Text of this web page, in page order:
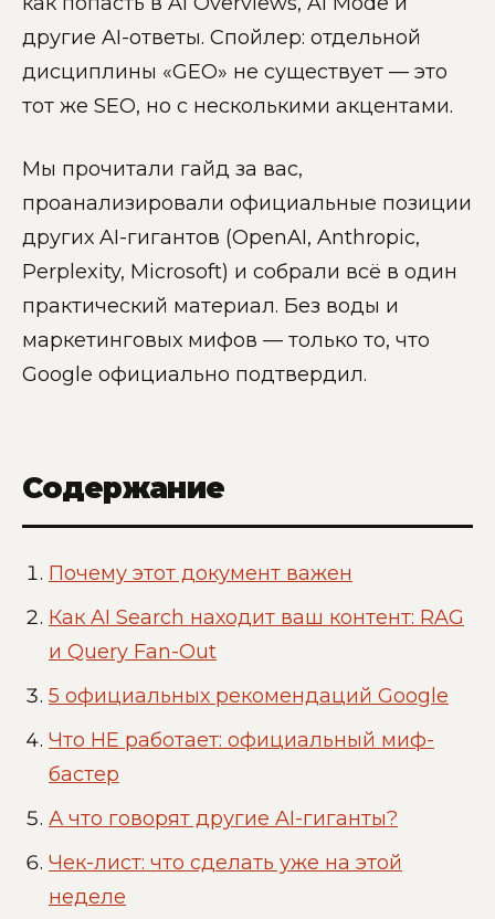
другие AI-ответы. Спойлер: отдельной
дисциплины «GEO» не существует — это
тот же SEO, но с несколькими акцентами.
Мы прочитали гайд за вас,
проанализировали официальные позиции
других AI-гигантов (OpenAI, Anthropic,
Perplexity, Microsoft) и собрали всё в один
практический материал. Без воды и
маркетинговых мифов — только то, что
Google официально подтвердил.
Содержание
Почему этот документ важен
Как AI Search находит ваш контент: RAG
и Query Fan-Out
5 официальных рекомендаций Google
Что НЕ работает: официальный миф-
бастер
А что говорят другие AI-гиганты?
Чек-лист: что сделать уже на этой
неделе